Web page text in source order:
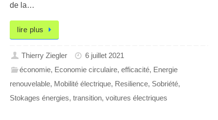
de la…
lire plus
Thierry Ziegler
6 juillet 2021
économie, Economie circulaire,efficacité, Energie
renouvelable, Mobilité électrique, Resilience, Sobriété,
Stokages énergies, transition, voitures électriques